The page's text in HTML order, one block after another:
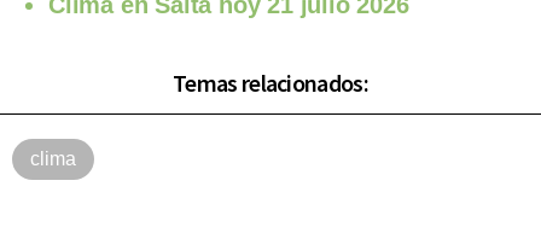
Temas relacionados:
clima